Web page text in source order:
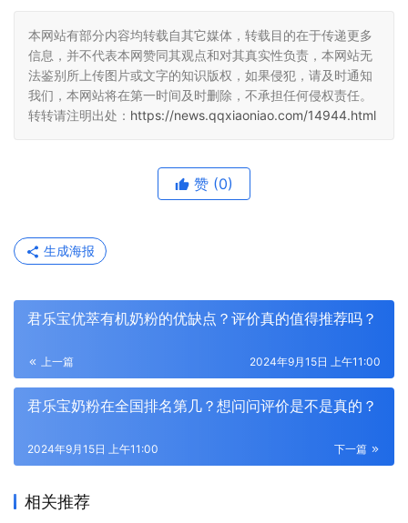
本网站有部分内容均转载自其它媒体，转载目的在于传递更多
信息，并不代表本网赞同其观点和对其真实性负责，本网站无
法鉴别所上传图片或文字的知识版权，如果侵犯，请及时通知
我们，本网站将在第一时间及时删除，不承担任何侵权责任。
转转请注明出处： https://news.qqxiaoniao.com/14944.html
赞 (0)
生成海报
君乐宝优萃有机奶粉的优缺点？评价真的值得推荐吗？
上一篇 2024年9月15日 上午11:00
君乐宝奶粉在全国排名第几？想问问评价是不是真的？
下一篇
2024年9月15日 上午11:00
相关推荐